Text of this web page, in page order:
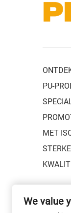
PU-
MET
We value